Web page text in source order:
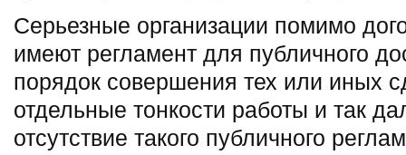
Серьезные организации помимо
имеют регламент для публичного
порядок совершения тех или иных
отдельные тонкости работы и так
отсутствие такого публичного